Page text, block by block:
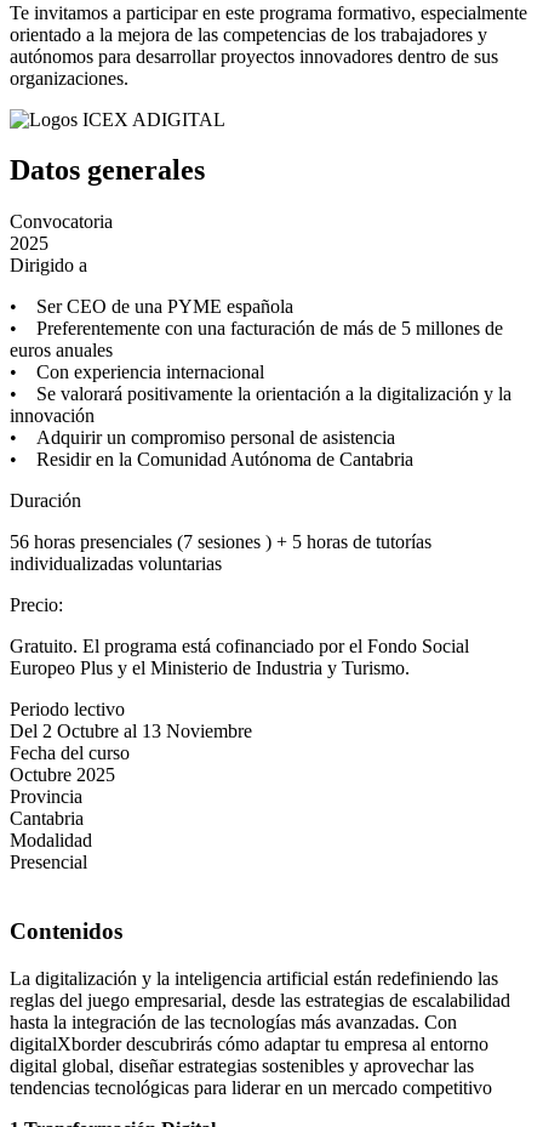
Te invitamos a participar en este programa formativo, especialmente
orientado a la mejora de las competencias de los trabajadores y
autónomos para desarrollar proyectos innovadores dentro de sus
organizaciones.
Datos generales
Convocatoria
2025
Dirigido a
• Ser CEO de una PYME española
• Preferentemente con una facturación de más de 5 millones de
euros anuales
• Con experiencia internacional
• Se valorará positivamente la orientación a la digitalización y la
innovación
• Adquirir un compromiso personal de asistencia
• Residir en la Comunidad Autónoma de Cantabria
Duración
56 horas presenciales (7 sesiones ) + 5 horas de tutorías
individualizadas voluntarias
Precio:
Gratuito. El programa está cofinanciado por el Fondo Social
Europeo Plus y el Ministerio de Industria y Turismo.
Periodo lectivo
Del 2 Octubre al 13 Noviembre
Fecha del curso
Octubre 2025
Provincia
Cantabria
Modalidad
Presencial
Contenidos
La digitalización y la inteligencia artificial están redefiniendo las
reglas del juego empresarial, desde las estrategias de escalabilidad
hasta la integración de las tecnologías más avanzadas. Con
digitalXborder descubrirás cómo adaptar tu empresa al entorno
digital global, diseñar estrategias sostenibles y aprovechar las
tendencias tecnológicas para liderar en un mercado competitivo